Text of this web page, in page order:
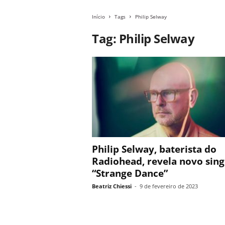
Início Tags Philip Selway
Tag: Philip Selway
Philip Selway, baterista do
Radiohead, revela novo
“Strange Dance”
Beatriz Chiessi - 9 de fevereiro de 2023